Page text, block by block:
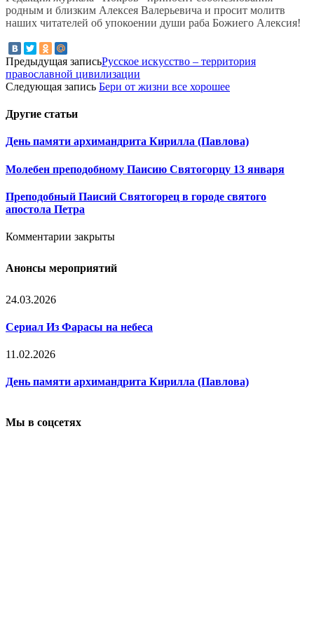
родным и близким Алексея Валерьевича и просит молитв
наших читателей об упокоении души раба Божиего Алексия!
Предыдущая записьРусское искусство – территория
православной цивилизации
Следующая запись Бери от жизни все хорошее
Другие статьи
День памяти архимандрита Кирилла (Павлова)
Молебен преподобному Паисию Святогорцу 13 января
Преподобный Паисий Святогорец в городе святого
апостола Петра
Комментарии закрыты
Анонсы мероприятий
24.03.2026
Сериал Из Фарасы на небеса
11.02.2026
День памяти архимандрита Кирилла (Павлова)
Мы в соцсетях